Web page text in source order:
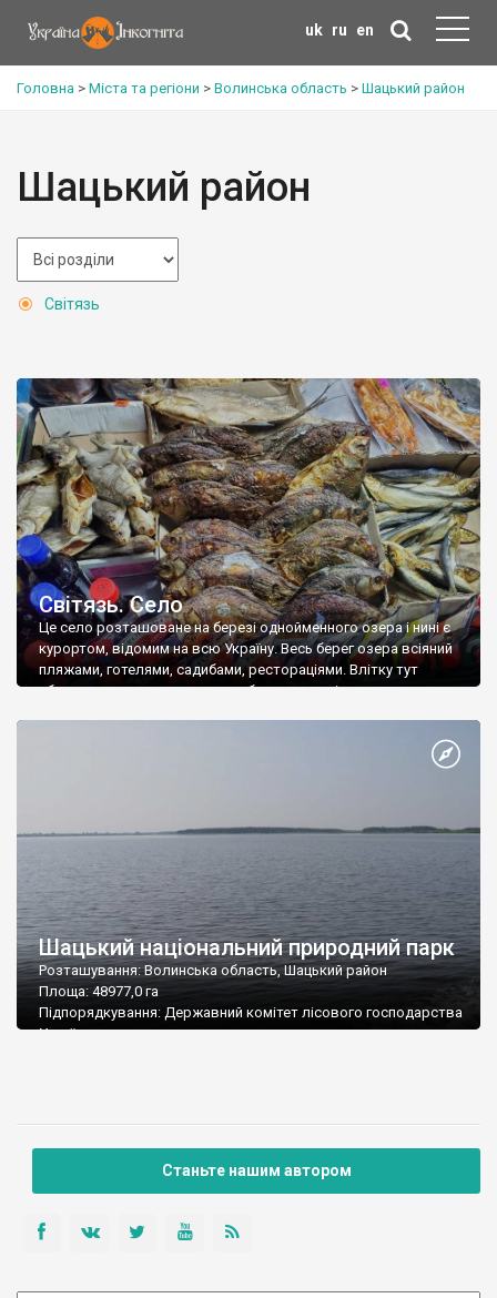
uk ru en
Головна > Міста та регіони > Волинська область > Шацький район
Шацький район
Світязь
Світязь. Село
Це село розташоване на березі однойменного озера і нині є
курортом, відомим на всю Україну. Весь берег озера всіяний
пляжами, готелями, садибами, рестораціями. Влітку тут
яблуку нема де впасти, а ми побували в селі взимку, коли
Шацький національний природний парк
Розташування: Волинська область, Шацький район
Площа: 48977,0 га
Підпорядкування: Державний комітет лісового господарства
України
Станьте нашим автором